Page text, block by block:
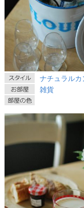
ナチュラルカ
雑貨